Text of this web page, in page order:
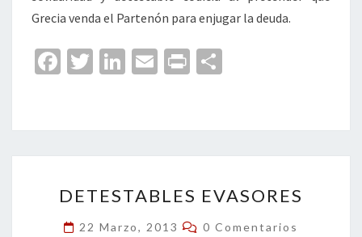
Grecia venda el Partenón para enjugar la deuda.
Fa
o
o
k
T
er
Li
dI
n
E
l
Pr
p
ar
tir
EVASORES
DETESTABLES EVASORES
22 Marzo, 2013 Comentarios
0 Comentarios